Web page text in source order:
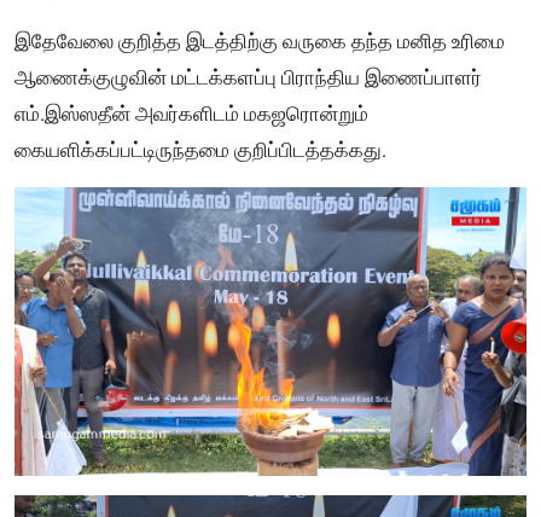
இதேவேலை குறித்த இடத்திற்கு வருகை தந்த மனித உரிமை
ஆணைக்குழுவின் மட்டக்களப்பு பிராந்திய இணைப்பாளர்
எம்.இஸ்ஸதீன் அவர்களிடம் மகஜரொன்றும்
கையளிக்கப்பட்டிருந்தமை குறிப்பிடத்தக்கது.